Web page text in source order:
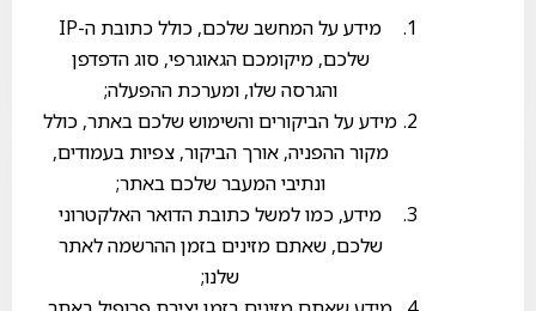
מידע על המחשב שלכם, כולל כתובת ה-IP
שלכם, מיקומכם הגאוגרפי, סוג הדפדפן
והגרסה שלו, ומערכת ההפעלה;
מידע על הביקורים והשימוש שלכם באתר, כולל
מקור ההפניה, אורך הביקור, צפיות בעמודים,
ונתיבי המעבר שלכם באתר;
מידע, כמו למשל כתובת הדואר האלקטרוני
שלכם, שאתם מזינים בזמן ההרשמה לאתר
שלנו;